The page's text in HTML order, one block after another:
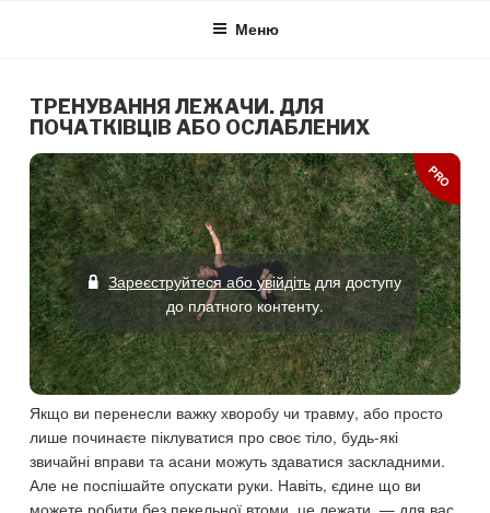
Меню
ТРЕНУВАННЯ ЛЕЖАЧИ. ДЛЯ
ПОЧАТКІВЦІВ АБО ОСЛАБЛЕНИХ
PRO
Зареєструйтеся або увійдітьдля доступу
до платного контенту.
Якщо ви перенесли важку хворобу чи травму, або просто
лише починаєте піклуватися про своє тіло, будь-які
звичайні вправи та асани можуть здаватися заскладними.
Але не поспішайте опускати руки. Навіть, єдине що ви